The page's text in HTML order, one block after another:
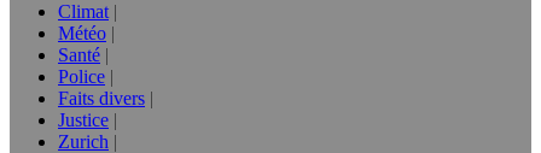
Climat
Météo
Santé
Police
Faits divers
Justice
Zurich